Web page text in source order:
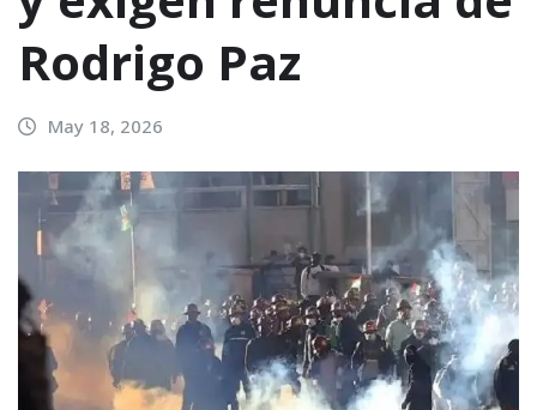
Rodrigo Paz
May 18, 2026